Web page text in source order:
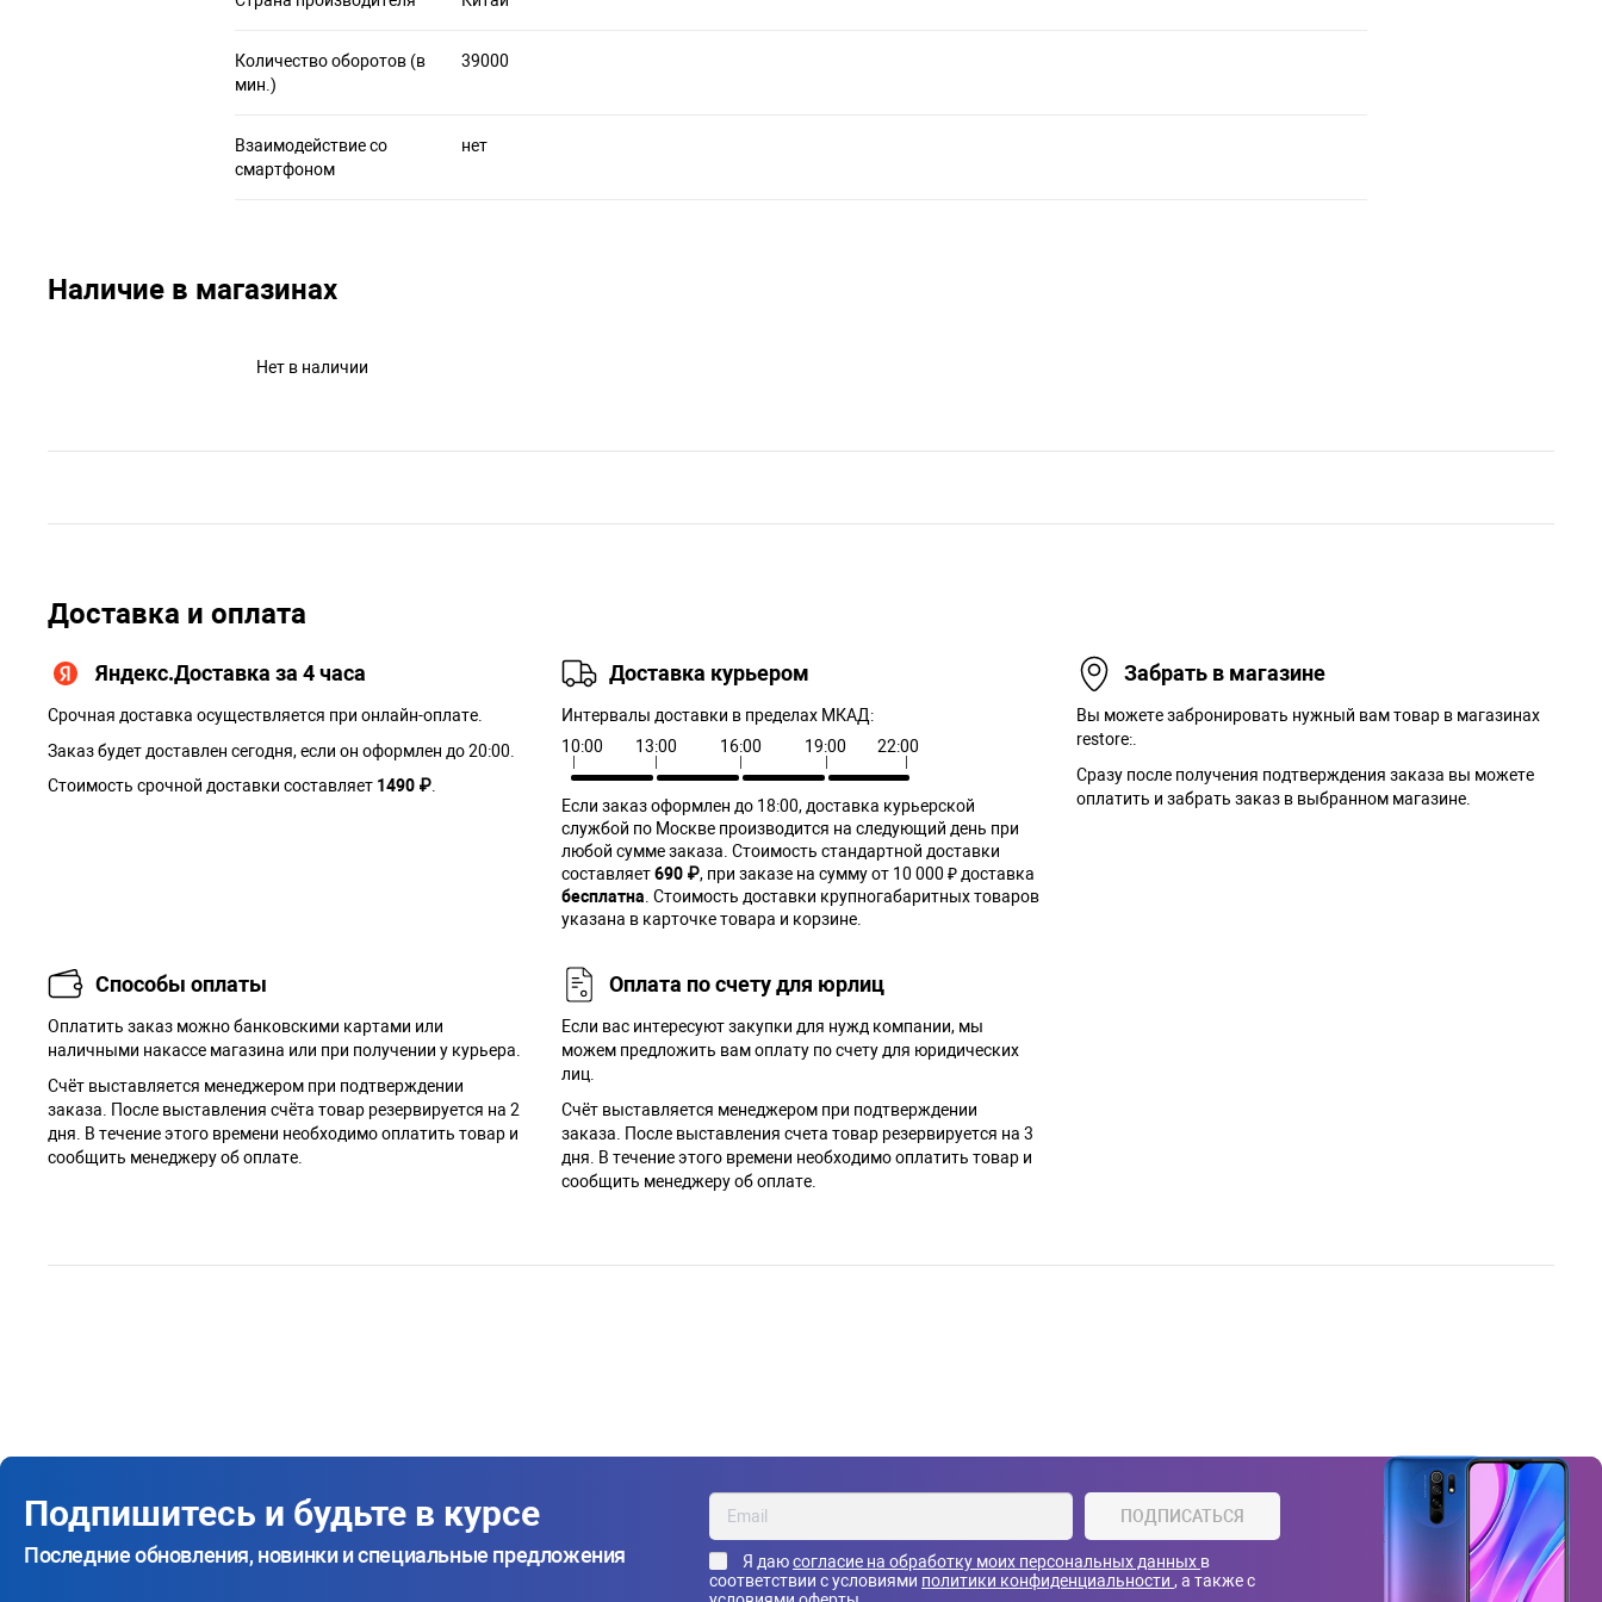
Количество оборотов (в
мин.)
39000
Взаимодействие со
смартфоном
нет
Наличие в магазинах
Нет в наличии
Доставка и оплата
Яндекс.Доставка за 4 часа
Срочная доставка осуществляется при онлайн-оплате.
Заказ будет доставлен сегодня, если он оформлен до 20:00.
Стоимость срочной доставки составляет 1490 ₽
Доставка курьером
Интервалы доставки в пределах МКАД:
10:00
13:00 16:00 19:00 22:00
Если заказ оформлен до 18:00, доставка курьерской
службой по Москве производится на следующий день при
любой сумме заказа. Cтоимость стандартной доставки
составляет690 ₽, при заказе на сумму от 10 000 ₽ доставка
бесплатна . Стоимость доставки крупногабаритных товаров
указана в карточке товара и корзине.
Забрать в магазине
Вы можете забронировать нужный вам товар в магазинах
restore:.
Сразу после получения подтверждения заказа вы можете
оплатить и забрать заказ в выбранном магазине.
Способы оплаты
Оплатить заказ можно банковскими картами или
наличными накассе магазина или при получении у курьера.
Cчёт выставляется менеджером при подтверждении
заказа. После выставления счёта товар резервируется на 2
дня. В течение этого времени необходимо оплатить товар и
сообщить менеджеру об оплате.
Оплата по счету для юрлиц
Если вас интересуют закупки для нужд компании, мы
можем предложить вам оплату по счету для юридических
лиц.
Счёт выставляется менеджером при подтверждении
заказа. После выставления счета товар резервируется на 3
дня. В течение этого времени необходимо оплатить товар и
сообщить менеджеру об оплате.
Подпишитесь и будьте в курсе
Последние обновления, новинки и специальные предложения
ПОДПИСАТЬСЯ
Я даюсогласие на обработку моих персональных данных в
соответствии с условиями политики конфиденциальности , а также с